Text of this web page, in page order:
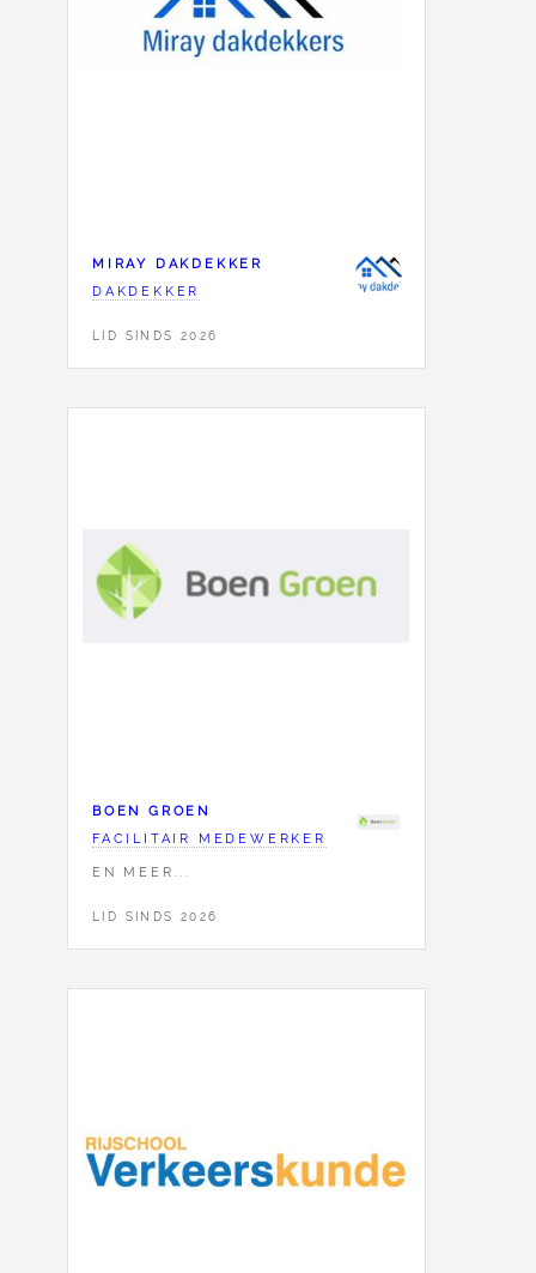
MIRAY DAKDEKKER
DAKDEKKER
LID SINDS 2026
BOEN GROEN
FACILITAIR MEDEWERKER
EN MEER...
LID SINDS 2026